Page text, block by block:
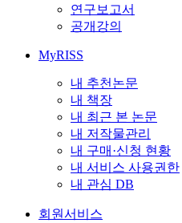
연구보고서
공개강의
MyRISS
내 추천논문
내 책장
내 최근 본 논문
내 저작물관리
내 구매·신청 현황
내 서비스 사용권한
내 관심 DB
회원서비스